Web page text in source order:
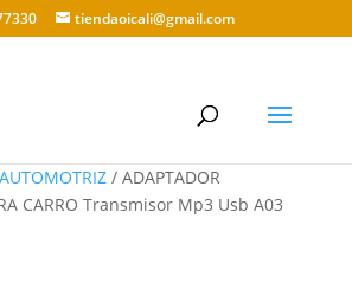
tiendaoicali@gmail.com
AUTOMOTRIZ/ ADAPTADOR
CARRO Transmisor Mp3 Usb A03